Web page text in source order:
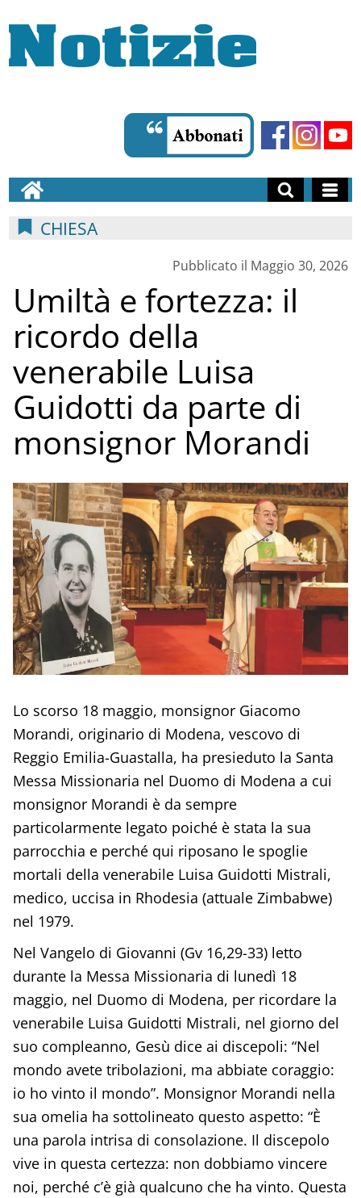
CHIESA
Pubblicato il Maggio 30, 2026
Umiltà e fortezza: il
ricordo della
venerabile Luisa
Guidotti da parte di
monsignor Morandi
Lo scorso 18 maggio, monsignor Giacomo
Morandi, originario di Modena, vescovo di
Reggio Emilia-Guastalla, ha presieduto la Santa
Messa Missionaria nel Duomo di Modena a cui
monsignor Morandi è da sempre
particolarmente legato poiché è stata la sua
parrocchia e perché qui riposano le spoglie
mortali della venerabile Luisa Guidotti Mistrali,
medico, uccisa in Rhodesia (attuale Zimbabwe)
nel 1979.
Nel Vangelo di Giovanni (Gv 16,29-33) letto
durante la Messa Missionaria di lunedì 18
maggio, nel Duomo di Modena, per ricordare la
venerabile Luisa Guidotti Mistrali, nel giorno del
suo compleanno, Gesù dice ai discepoli: “Nel
mondo avete tribolazioni, ma abbiate coraggio:
io ho vinto il mondo”. Monsignor Morandi nella
sua omelia ha sottolineato questo aspetto: “È
una parola intrisa di consolazione. Il discepolo
vive in questa certezza: non dobbiamo vincere
noi, perché c’è già qualcuno che ha vinto. Questa